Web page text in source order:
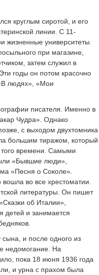
круглым сиротой, и его
линии. С 11-
жизненные университеты.
при магазине,
затем служил в
годы он потом красочно
людях», «Мои
писателя. Именно в
Чудра». Однако
с выходом двухтомника
большим тиражом, который
того времени. Самыми
«Бывшие люди»,
«Песня о Соколе».
во все хрестоматии.
литературы. Он пишет
об Италии»,
детей и занимается
и после одного из
недомогание. На
пока 18 июня 1936 года
и урна с прахом была